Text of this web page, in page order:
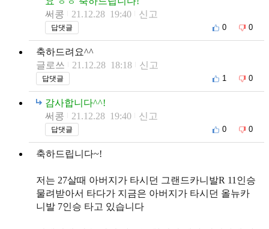
써콩
21.12.28 19:40 신고
답댓글 0 0
축하드려요^^
글로쓰
21.12.28 18:18 신고
답댓글 1 0
감사합니다^^!
써콩
21.12.28 19:40 신고
답댓글 0 0
축하드립니다~!
저는 27살때 아버지가 타시던 그랜드카니발R 11인승
물려받아서 타다가 지금은 아버지가 타시던 올뉴카
니발 7인승 타고 있습니다